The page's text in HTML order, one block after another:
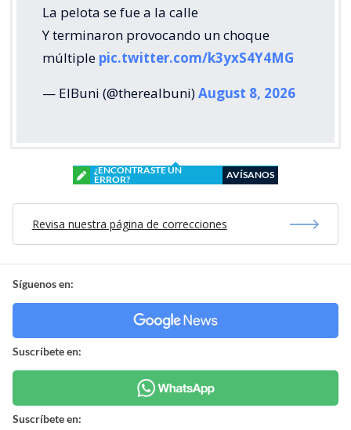
La pelota se fue a la calle
Y terminaron provocando un choque
múltiple pic.twitter.com/k3yxS4Y4MG
— ElBuni (@therealbuni)August 8, 2026
¿ENCONTRASTE UN
ERROR?
AVÍSANOS
Revisa nuestra página de correcciones
Síguenos en:
Suscríbete en:
Suscríbete en: